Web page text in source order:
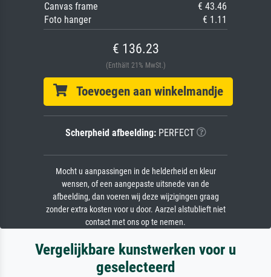
Canvas frame
€ 43.46
Foto hanger
€ 1.11
€ 136.23
(Enthält 21% MwSt.)
Toevoegen aan winkelmandje
Scherpheid afbeelding:PERFECT
Mocht u aanpassingen in de helderheid en kleur
wensen, of een aangepaste uitsnede van de
afbeelding, dan voeren wij deze wijzigingen graag
zonder extra kosten voor u door. Aarzel alstublieft niet
contact met ons op te nemen.
Vergelijkbare kunstwerken voor u
geselecteerd